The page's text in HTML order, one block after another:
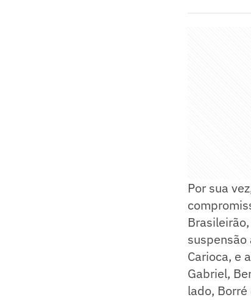
Por sua
Carioca, e
Gabriel,
lado,